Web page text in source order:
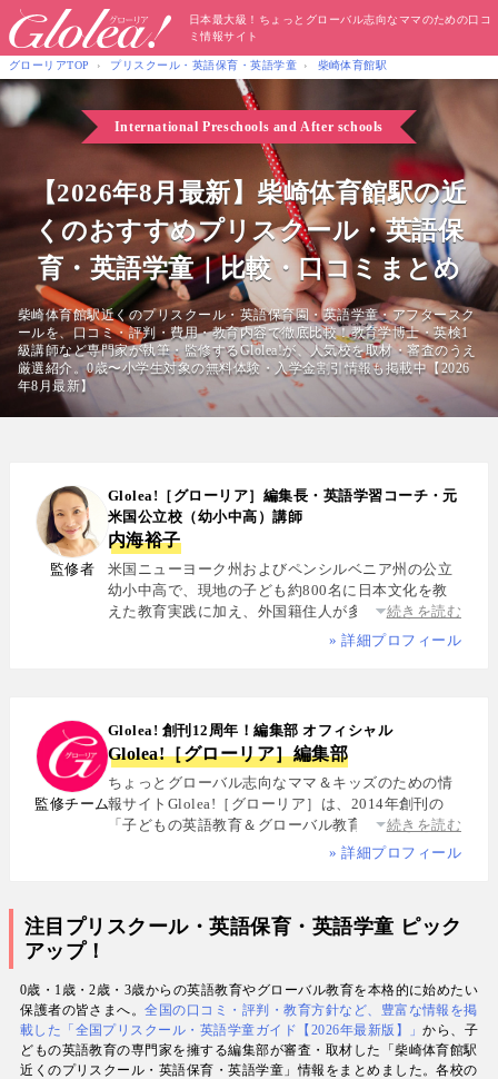
日本最大級！ちょっとグローバル志向なママのための口コ
ミ情報サイト
グローリアTOP プリスクール・英語保育・英語学童 柴崎体育館駅
International Preschools and After schools
【2026年8月最新】柴崎体育館駅の近
くのおすすめプリスクール・英語保
育・英語学童｜比較・口コミまとめ
柴崎体育館駅近くのプリスクール・英語保育園・英語学童・アフタースク
ールを、口コミ・評判・費用・教育内容で徹底比較！教育学博士・英検1
級講師など専門家が執筆・監修するGlolea!が、人気校を取材・審査のうえ
厳選紹介。0歳〜小学生対象の無料体験・入学金割引情報も掲載中【2026
年8月最新】
監修者
Glolea!［グローリア］編集長・英語学習コーチ・元
米国公立校（幼小中高）講師
内海裕子
米国ニューヨーク州およびペンシルベニア州の公立
幼小中高で、現地の子ども約800名に日本文化を教
えた教育実践に加え、外国籍住人が多数を占める多
国籍シェアハウスで約5年間生活し、リアルな多文化
スペイン語・中国語・日本語の4言語を駆使し、世界
中の女性や母親と対話・取材を継続. 親子留学、バイ
リンガル育児、おうち英語、子どもオンライン英会
話に関する実体験に基づく信頼性の高い情報を発信
している. 著書に『子育てツイッター入門』ほか、日
経、AERA、NewsPicksなどでの寄稿・監修実績多数
続きを読む
» 詳細プロフィール
監修チーム
Glolea! 創刊12周年！編集部 オフィシャル
Glolea!［グローリア］編集部
ちょっとグローバル志向なママ＆キッズのための情
報サイトGlolea!［グローリア］は、2014年創刊の
「子どもの英語教育＆グローバル教育」に特化した
専門メディア. 英語にはじめて触れるお子様から帰国
800名にグローバル教育を実践した英語学習コーチ.
で子育て中のワーキングママなど多様な専門家が多
数. 日経・AERA with kids・AERA・NewsPicks等の
情報提供・寄稿・監修実績も豊富な“世界と子どもの
未来をつなぐ情報ハブ”です。
続きを読む
» 詳細プロフィール
注目プリスクール・英語保育・英語学童 ピック
アップ！
0歳・1歳・2歳・3歳からの英語教育やグローバル教育を本格的に始めたい
保護者の皆さまへ。全国の口コミ・評判・教育方針など、豊富な情報を掲
載した「全国プリスクール・英語学童ガイド【2026年最新版】」から、子
どもの英語教育の専門家を擁する編集部が審査・取材した「柴崎体育館駅
近くのプリスクール・英語保育・英語学童」情報をまとめました。各校の